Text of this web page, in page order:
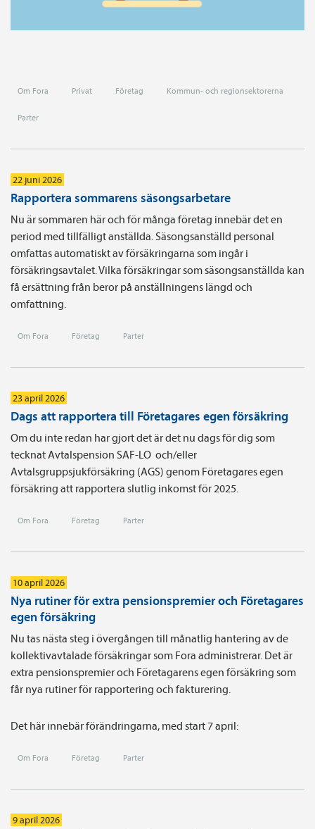
Om Fora Privat Företag Kommun- och regionsektorerna
Parter
22 juni 2026
Rapportera sommarens säsongsarbetare
Nu är sommaren här och för många företag innebär det en
period med tillfälligt anställda. Säsongsanställd personal
omfattas automatiskt av försäkringarna som ingår i
försäkringsavtalet. Vilka försäkringar som säsongsanställda kan
få ersättning från beror på anställningens längd och
omfattning.
Om Fora Företag Parter
23 april 2026
Dags att rapportera till Företagares egen försäkring
Om du inte redan har gjort det är det nu dags för dig som
tecknat Avtals­pension SAF-LO och/eller
Avtalsgruppsjukförsäkring (AGS) genom Företagares egen
försäkring att rapportera slutlig inkomst för 2025.
Om Fora Företag Parter
10 april 2026
Nya rutiner för extra pensionspremier och Företagares
egen försäkring
Nu tas nästa steg i övergången till månatlig hantering av de
kollektivavtalade försäkringar som Fora administrerar. Det är
extra pensionspremier och Företagarens egen försäkring som
får nya rutiner för rapportering och fakturering.
Det här innebär förändringarna, med start 7 april:
Om Fora Företag Parter
9 april 2026